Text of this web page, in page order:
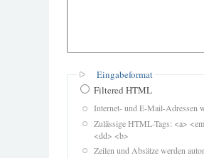
Eingabeformat
Filtered HTML
Internet- und E-Mail-Adressen
Zulässige HTML-Tags: <a>
<dd> <b>
Zeilen und Absätze werden